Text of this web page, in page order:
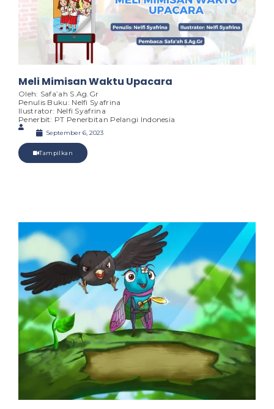
Meli Mimisan Waktu Upacara
Oleh: Safa’ah S.Ag.Gr
Penulis Buku: Nelfi Syafrina
Ilustrator: Nelfi Syafrina
Penerbit: PT Penerbitan Pelangi Indonesia
September 6, 2023
Tampilkan